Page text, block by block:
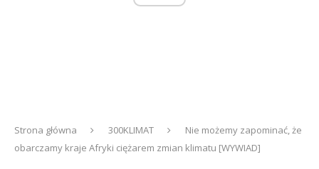
Strona główna 300KLIMAT
Nie możemy zapominać, że
obarczamy kraje Afryki ciężarem zmian klimatu [WYWIAD]